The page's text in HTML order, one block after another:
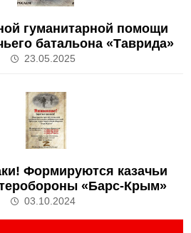
гуманитарной помощи
батальона «Таврида»
23.05.2025
Формируются казачьи
«Барс-Крым»
03.10.2024